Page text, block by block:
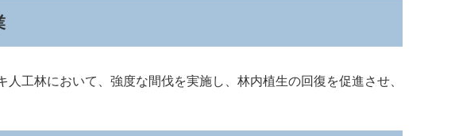
工林において、強度な間伐を実施し、林内植生の回復を促進させ、